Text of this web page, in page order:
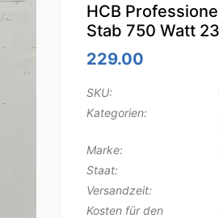
HCB
Stab 750 Watt
229.00
SKU:
Kategorien:
Marke:
Staat:
Versandzeit:
Kosten für den